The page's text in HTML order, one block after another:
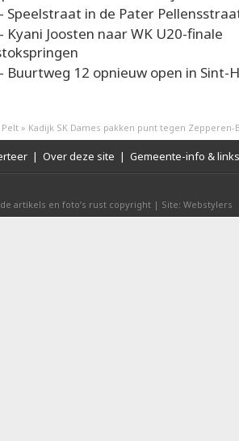
- Speelstraat in de Pater
- Kyani Joosten naar WK U20-finale
- Buurtweg 12 opnieuw open in Sint-
Pelt » Kadijk SK Dames pakken punt tegen Zepperen-
| Over deze site | Gemeente-info & links
artikels en foto’s rust copyright | Site: Webstylers